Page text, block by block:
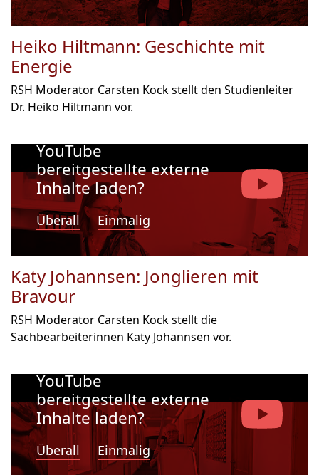
Heiko Hiltmann: Geschichte mit
Energie
RSH Moderator Carsten Kock stellt den Studienleiter
Dr. Heiko Hiltmann vor.
YouTube
bereitgestellte externe
Inhalte laden?
Überall Einmalig
Katy Johannsen: Jonglieren mit
Bravour
RSH Moderator Carsten Kock stellt die
Sachbearbeiterinnen Katy Johannsen vor.
YouTube
bereitgestellte externe
Inhalte laden?
Überall Einmalig